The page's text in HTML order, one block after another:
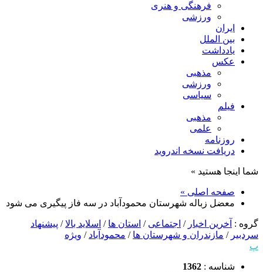
فرهنگی و هنری
ورزشی
ایران
بین الملل
یادداشت
عکس
مذهبی
ورزشی
سیاسی
فیلم
مذهبی
علمی
روزنامه
دریافت نسخه اندروید
شما اینجا هستید »
صفحه اصلی »
معضل زباله شهرستان محمودآباد در سه فاز پیگیری می شود
گروه : آخرین اخبار / اجتماعی / استان ها / اسلاید بالا/ پیشنهاد
سردبیر / مازندران و شهرستان ها / محمودآباد / ویژه
پ
شناسه : 1362